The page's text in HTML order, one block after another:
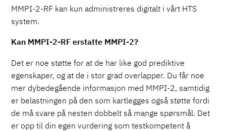
MMPI-2-RF kan kun administreres digitalt i vårt HTS
system.
Kan MMPI-2-RF erstatte MMPI-2?
Det er noe støtte for at de har like god prediktive
egenskaper, og at de i stor grad overlapper. Du får noe
mer dybedegående informasjon med MMPI-2, samtidig
er belastningen på den som kartlegges også støtte fordi
de må svare på nesten dobbelt så mange spørsmål. Det
er opp til din egen vurdering som testkompetent å